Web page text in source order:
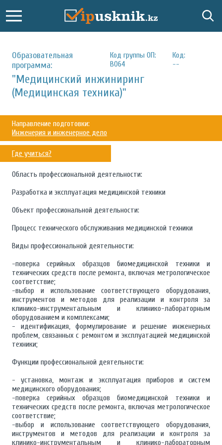
Образовательная
программа:
Код группы ОП:
B064
Код:
--
"Медицинский инжиниринг
(Медицинская техника)"
Направление подготовки:
Инженерия и инженерное дело
Где учиться?
Область профессиональной деятельности:
Разработка и эксплуатация медицинской техники
Объект профессиональной деятельности:
Процесс технического обслуживания медицинской техники
Виды профессиональной деятельности:
-поверка серийных образцов биомедицинской техники и
технических средств после ремонта, включая метрологическое
соответствие;
-выбор и использование соответствующего оборудования,
инструментов и методов для реализации и контроля за
клинико-инструментальным и клинико-лабораторным
оборудованием и комплексами;
- идентификация, формулирование и решение инженерных
проблем, связанных с ремонтом и эксплуатацией медицинской
техники;
Функции профессиональной деятельности:
- установка, монтаж и эксплуатация приборов и систем
медицинского оборудования;
-поверка серийных образцов биомедицинской техники и
технических средств после ремонта, включая метрологическое
соответствие;
-выбор и использование соответствующего оборудования,
инструментов и методов для реализации и контроля за
клинико-инструментальным и клинико-лабораторным